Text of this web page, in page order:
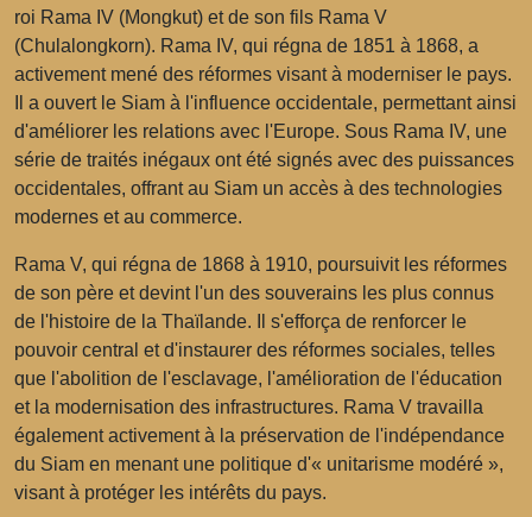
roi Rama IV (Mongkut) et de son fils Rama V
(Chulalongkorn). Rama IV, qui régna de 1851 à 1868, a
activement mené des réformes visant à moderniser le pays.
Il a ouvert le Siam à l'influence occidentale, permettant ainsi
d'améliorer les relations avec l'Europe. Sous Rama IV, une
série de traités inégaux ont été signés avec des puissances
occidentales, offrant au Siam un accès à des technologies
modernes et au commerce.
Rama V, qui régna de 1868 à 1910, poursuivit les réformes
de son père et devint l'un des souverains les plus connus
de l'histoire de la Thaïlande. Il s'efforça de renforcer le
pouvoir central et d'instaurer des réformes sociales, telles
que l'abolition de l'esclavage, l'amélioration de l'éducation
et la modernisation des infrastructures. Rama V travailla
également activement à la préservation de l'indépendance
du Siam en menant une politique d'« unitarisme modéré »,
visant à protéger les intérêts du pays.